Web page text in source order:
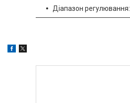
Діапазон регулювання: